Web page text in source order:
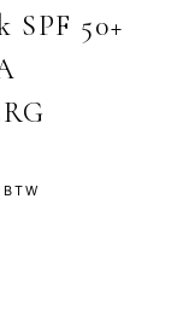
SPF 50+